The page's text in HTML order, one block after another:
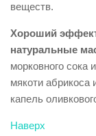
веществ.
Хороший
натуральные
морковного сока
мякоти абрикоса
капель
Наверх